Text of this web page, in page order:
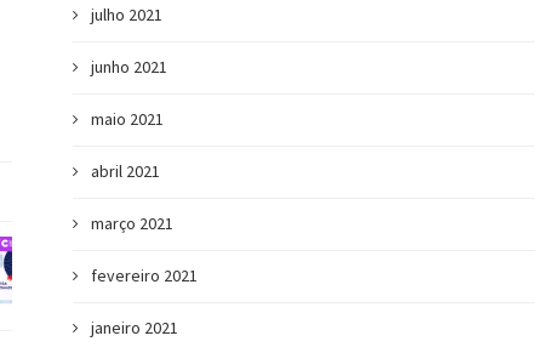
julho 2021
junho 2021
maio 2021
abril 2021
março 2021
fevereiro 2021
janeiro 2021